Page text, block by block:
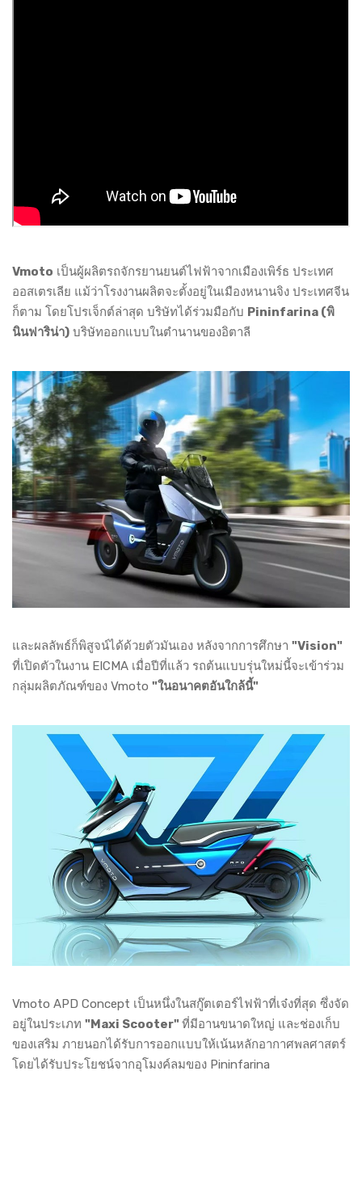
Vmoto เป็นผู้ผลิตรถจักรยานยนต์ไฟฟ้าจากเมืองเพิร์ธ ประเทศ
ออสเตรเลีย แม้ว่าโรงงานผลิตจะตั้งอยู่ในเมืองหนานจิง ประเทศจีน
ก็ตาม โดยโปรเจ็กต์ล่าสุด บริษัทได้ร่วมมือกับ Pininfarina (พิ
นินฟาริน่า) บริษัทออกแบบในตำนานของอิตาลี
และผลลัพธ์ก็พิสูจน์ได้ด้วยตัวมันเอง หลังจากการศึกษา "Vision"
ที่เปิดตัวในงาน EICMA เมื่อปีที่แล้ว รถต้นแบบรุ่นใหม่นี้จะเข้าร่วม
กลุ่มผลิตภัณฑ์ของ Vmoto "ในอนาคตอันใกล้นี้"
Vmoto APD Concept เป็นหนึ่งในสกู๊ตเตอร์ไฟฟ้าที่เจ๋งที่สุด ซึ่งจัด
อยู่ในประเภท "Maxi Scooter" ที่มีอานขนาดใหญ่ และช่องเก็บ
ของเสริม ภายนอกได้รับการออกแบบให้เน้นหลักอากาศพลศาสตร์
โดยได้รับประโยชน์จากอุโมงค์ลมของ Pininfarina